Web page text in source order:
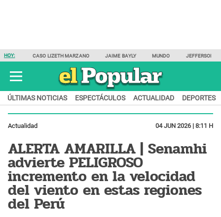
HOY: CASO LIZETH MARZANO JAIME BAYLY MUNDO JEFFERSON
ÚLTIMAS NOTICIAS ESPECTÁCULOS ACTUALIDAD DEPORTES
Actualidad 04 JUN 2026 | 8:11 H
ALERTA AMARILLA | Senamhi
advierte PELIGROSO
incremento en la velocidad
del viento en estas regiones
del Perú